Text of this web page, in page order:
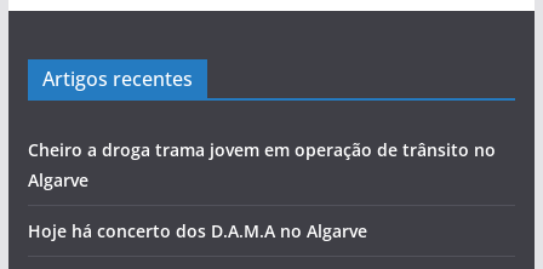
Artigos recentes
Cheiro a droga trama jovem em operação de trânsito no
Algarve
Hoje há concerto dos D.A.M.A no Algarve